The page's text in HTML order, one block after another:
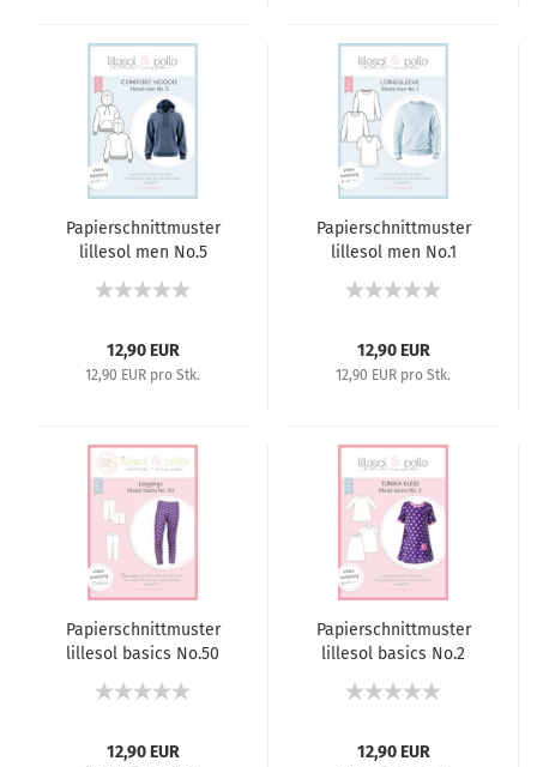
Papierschnittmuster
lillesol men No.5
12,90 EUR
12,90 EUR pro Stk.
Papierschnittmuster
lillesol men No.1
12,90 EUR
12,90 EUR pro Stk.
Papierschnittmuster
lillesol basics No.50
12,90 EUR
Papierschnittmuster
lillesol basics No.2
12,90 EUR